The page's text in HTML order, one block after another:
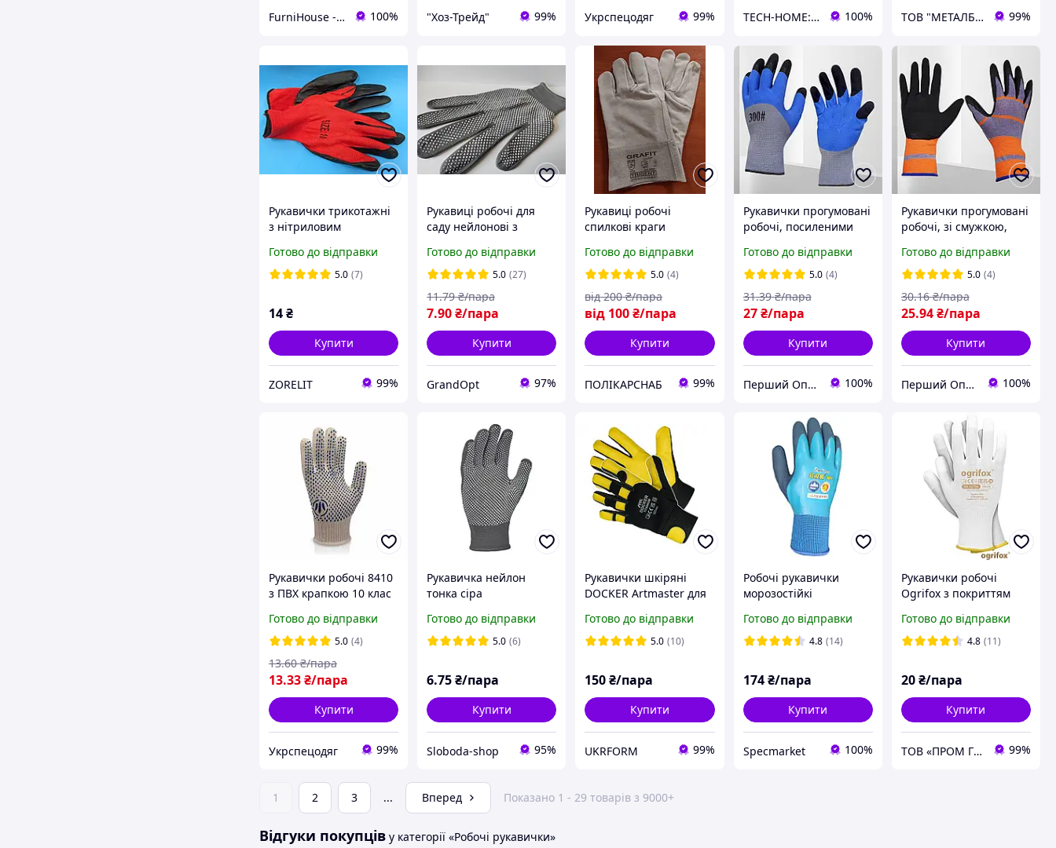
FurniHouse - Товари для дому та саду 100% "Хоз-Трейд" 99% Укрспецодяг 99% TECH-HOME: ONLINE-Гаджети для дому та офісу 100% ТОВ "МЕТАЛБОКС" 99%
Рукавички трикотажні
з нітриловим
"Бандерівка"
Готово до відправки
5.0 (7)
14₴
Купити
ZORELIT 99%
Рукавиці робочі для
саду нейлонові з
упаковка ПВХ
Готово до відправки
5.0 (27)
7.90₴/пара
11.79 ₴/пара
Купити
GrandOpt 97%
Рукавиці робочі
спилкові краги
GRAFIT Trident сірі
п'ятипалі
Готово до відправки
5.0 (4)
від 100₴/пара
від 200 ₴/пара
Купити
ПОЛІКАРСНАБ 99%
Рукавички прогумовані
робочі, посиленими
/ поліуретанове
покриття, подвійне
обливання
Готово до відправки
5.0 (4)
27 ₴/пара
31.39 ₴/пара
Купити
Перший Оптовий 100%
Рукавички прогумовані
робочі, зі смужкою,
поліуретанове
покриття
Готово до відправки
5.0 (4)
25.94₴/пара
30.16 ₴/пара
Купити
Перший Оптовий 100%
Рукавички робочі 8410
з ПВХ крапкою 10 клас
Готово до відправки
5.0 (4)
13.33₴/пара
13.60 ₴/пара
Купити
Укрспецодяг 99%
Рукавичка нейлон
тонка сіра
Готово до відправки
5.0 (6)
6.75₴/пара
Купити
Sloboda-shop 95%
Рукавички шкіряні
DOCKER Artmaster для
Готово до відправки
5.0 (10)
150₴/пара
Купити
UKRFORM 99%
Робочі рукавички
морозостійкі
°C для риболовлі
зимові
Готово до відправки
4.8 (14)
174 ₴/пара
Купити
Specmarket 100%
Рукавички робочі
Ogrifox з покриттям
W REIS
Готово до відправки
4.8 (11)
20₴/пара
Купити
ТОВ «ПРОМ ГРУП» 99%
1 2 3 ... Вперед Показано 1 - 29 товарів з 9000+
Відгуки покупців у категорії «Робочі рукавички»